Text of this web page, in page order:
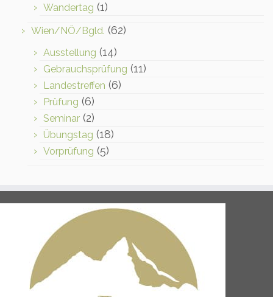
Wandertag (1)
Wien/NÖ/Bgld. (62)
Ausstellung (14)
Gebrauchsprüfung (11)
Landestreffen (6)
Prüfung (6)
Seminar (2)
Übungstag (18)
Vorprüfung (5)